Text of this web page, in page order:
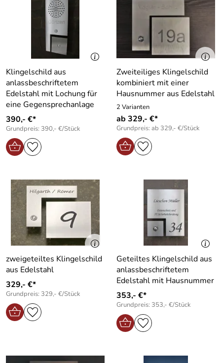
Klingelschild aus
anlassbeschriftetem
Edelstahl mit Lochung für
eine Gegensprechanlage
390,- €*
Grundpreis: 390,- €/Stück
Zweiteiliges Klingelschild
kombiniert mit einer
Hausnummer aus Edelstahl
2 Varianten
ab 329,- €*
Grundpreis: ab 329,- €/Stück
zweigeteiltes Klingelschild
aus Edelstahl
329,- €*
Grundpreis: 329,- €/Stück
Geteiltes Klingelschild aus
anlassbeschriftetem
Edelstahl mit Hausnummer
353,- €*
Grundpreis: 353,- €/Stück